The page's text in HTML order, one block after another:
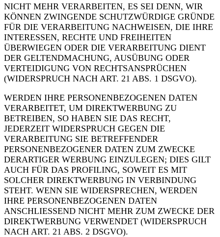
NICHT MEHR VERARBEITEN, ES SEI DENN, WIR
KÖNNEN ZWINGENDE SCHUTZWÜRDIGE GRÜNDE
FÜR DIE VERARBEITUNG NACHWEISEN, DIE IHRE
INTERESSEN, RECHTE UND FREIHEITEN
ÜBERWIEGEN ODER DIE VERARBEITUNG DIENT
DER GELTENDMACHUNG, AUSÜBUNG ODER
VERTEIDIGUNG VON RECHTSANSPRÜCHEN
(WIDERSPRUCH NACH ART. 21 ABS. 1 DSGVO).
WERDEN IHRE PERSONENBEZOGENEN DATEN
VERARBEITET, UM DIREKTWERBUNG ZU
BETREIBEN, SO HABEN SIE DAS RECHT,
JEDERZEIT WIDERSPRUCH GEGEN DIE
VERARBEITUNG SIE BETREFFENDER
PERSONENBEZOGENER DATEN ZUM ZWECKE
DERARTIGER WERBUNG EINZULEGEN; DIES GILT
AUCH FÜR DAS PROFILING, SOWEIT ES MIT
SOLCHER DIREKTWERBUNG IN VERBINDUNG
STEHT. WENN SIE WIDERSPRECHEN, WERDEN
IHRE PERSONENBEZOGENEN DATEN
ANSCHLIESSEND NICHT MEHR ZUM ZWECKE DER
DIREKTWERBUNG VERWENDET (WIDERSPRUCH
NACH ART. 21 ABS. 2 DSGVO).